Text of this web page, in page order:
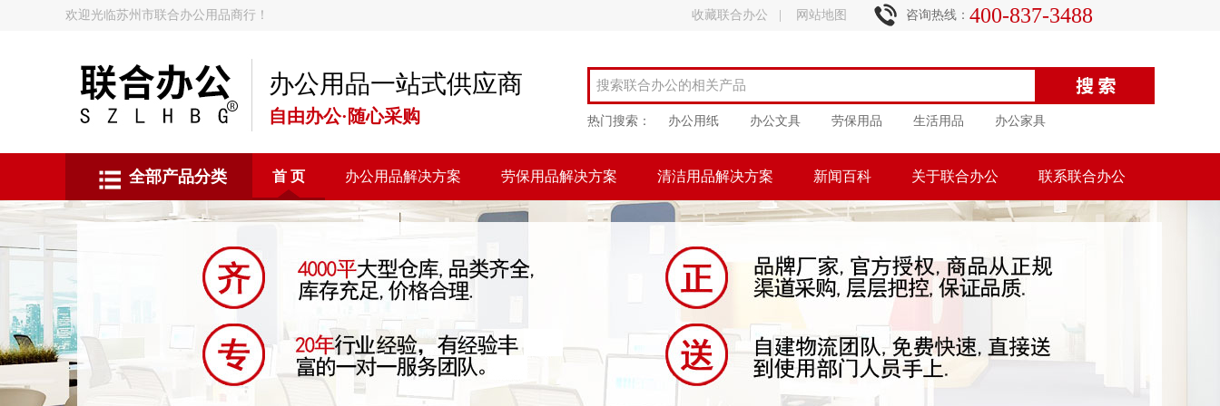
欢迎光临苏州市联合办公用品商行！ 收藏联合办公 网站地图 咨询热线： 400-837-3488
办公用品一站式供应商
自由办公·随心采购 热门搜索： 办公用纸 办公文具 劳保用品 生活用品 办公家具
全部产品分类 首 页 办公用品解决方案 劳保用品解决方案 清洁用品解决方案 新闻百科 关于联合办公 联系联合办公